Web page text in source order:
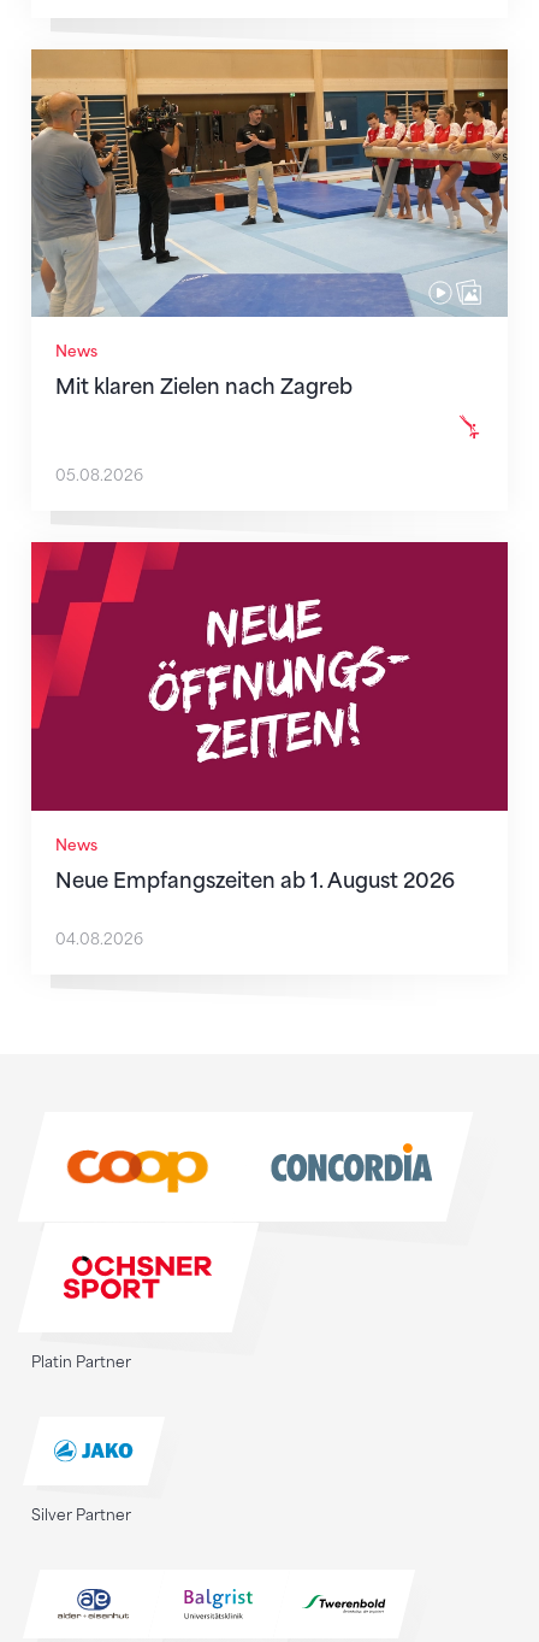
News
Mit klaren Zielen nach Zagreb
Mit klaren Zielen nach Zagreb
05.08.2026
News
Neue Empfangszeiten ab 1. August 2026
Neue Empfangszeiten ab 1. August 2026
04.08.2026
Platin Partner
Silver Partner